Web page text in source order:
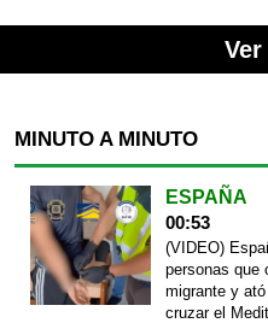
Ver
MINUTO A MINUTO
ESPAÑA
00:53
(VIDEO)
personas que
migrante y
cruzar el